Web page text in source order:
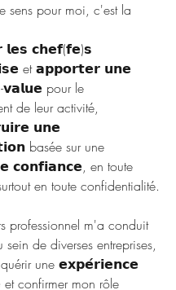
sens pour moi, c'est la
𝗰𝗵𝗲𝗳(𝗳𝗲)𝘀
et 𝗮𝗽𝗽𝗼𝗿𝘁𝗲𝗿 𝘂𝗻𝗲
pour le
de leur activité,
𝘂𝗻𝗲
basée sur une
𝗰𝗼𝗻𝗳𝗶𝗮𝗻𝗰𝗲, en toute
en toute confidentialité.
professionnel m'a conduit
de diverses entreprises,
une 𝗲𝘅𝗽𝗲́𝗿𝗶𝗲𝗻𝗰𝗲
confirmer mon rôle